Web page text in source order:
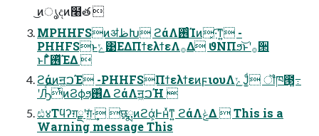
͜ͷൃදͷ໨త 
MPHHFSͷॳظԽ ϩάΛ࢖͏ͨΊͷ͓·͡ͳ͍ -
PHHFSͱݺ͹ΕΔΠϯελϯεΛ࡞Δ ϑΝΠϧ͝ͱʹ࡞੒
ͱΓ͋͑ͣ࢖ͬͯΈΔ 
ϩάͷॻ͖ࠐΈ -PHHFSΠϯελϯεͷϝιουΛݺͿ͚ͩ ॏཁ౓߹͍
ʹԠͯ͡ͭͷϨϕϧ͕࢖͑Δ ϩάΛॻ͖ࠐΉ 
ඪ४Τϥʔग़ྗʹग़͖ͯ·͢ छྨͷϩά͕Ͱʜͯͳ͍ ϩάΛݟΔ  This is a
Warning message This